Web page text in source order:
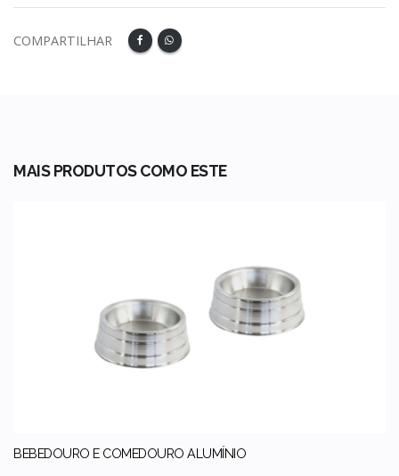
COMPARTILHAR
MAIS PRODUTOS COMO ESTE
BEBEDOURO E COMEDOURO ALUMÍNIO